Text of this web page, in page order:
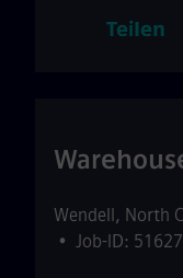
Teilen
Wendell, North
• Job-ID: